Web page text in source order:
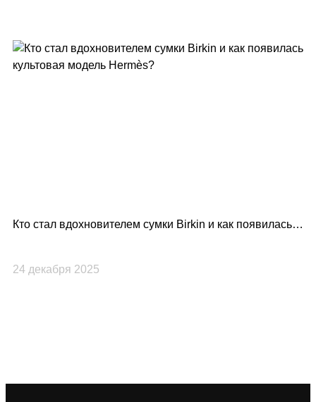
Кто стал вдохновителем сумки Birkin и как появилась
24 декабря 2025